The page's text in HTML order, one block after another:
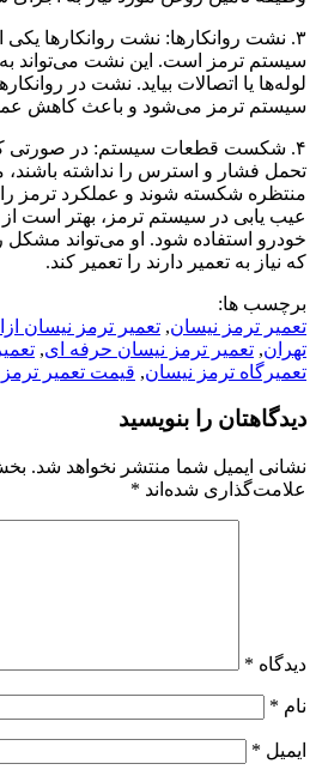
۳. نشت روانکارها: نشت روانکارها
سیستم ترمز است. این نشت می‌تواند به
لوله‌ها یا اتصالات بیاید. نشت در
سیستم ترمز می‌شود و باعث کاهش
۴. شکست قطعات سیستم: در صورتی
تحمل فشار و استرس را نداشته
منتظره شکسته شوند و عملکرد ترمز را
عیب یابی در سیستم ترمز، بهتر است
خودرو استفاده شود. او می‌تواند
که نیاز به تعمیر دارند را تعمیر کند.
برچسب ها:
تعمیر ترمز نیسان, تعمیر ترمز نیسان
تهران, تعمیر ترمز نیسان حرفه ای,
تعمیرگاه ترمز نیسان, قیمت تعمیر
دیدگاهتان را بنویسید
نشانی ایمیل شما منتشر نخواهد شد.
علامت‌گذاری شده‌اند *
دیدگاه *
نام *
ایمیل *